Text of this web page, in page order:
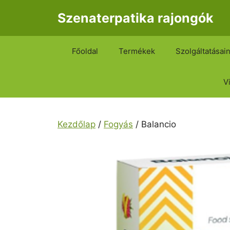
Szenaterpatika rajongók
Főoldal Termékek
Kezdőlap / Fogyás / Balancio